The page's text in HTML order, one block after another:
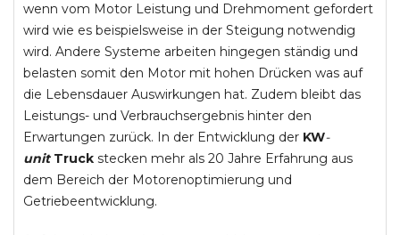
wenn vom Motor Leistung und Drehmoment gefordert
wird wie es beispielsweise in der Steigung notwendig
wird. Andere Systeme arbeiten hingegen ständig und
belasten somit den Motor mit hohen Drücken was auf
die Lebensdauer Auswirkungen hat. Zudem bleibt das
Leistungs- und Verbrauchsergebnis hinter den
Erwartungen zurück. In der Entwicklung der KW-
unit Truck stecken mehr als 20 Jahre Erfahrung aus
dem Bereich der Motorenoptimierung und
Getriebeentwicklung.